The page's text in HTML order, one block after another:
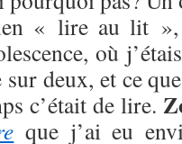
« lire au lit
où
deux, et ce
c’était de lire.
que j’ai eu